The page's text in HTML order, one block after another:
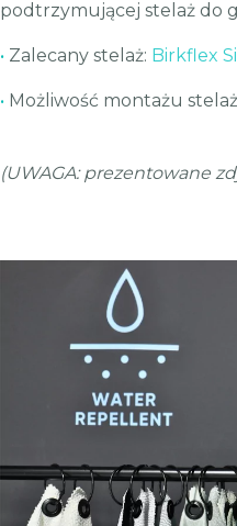
podtrzymującej stelaż do
• Zalecany stelaż: Birkflex
• Możliwość montażu
(UWAGA: prezentowane